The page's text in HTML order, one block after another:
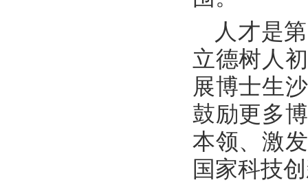
人才是
立德树人
展博士生
鼓励更多
本领、激
国家科技